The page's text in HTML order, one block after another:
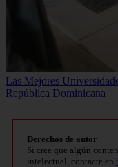
Las Mejores
República Dominicana
Derechos de autor
Si cree que algún
intelectual, contacte en